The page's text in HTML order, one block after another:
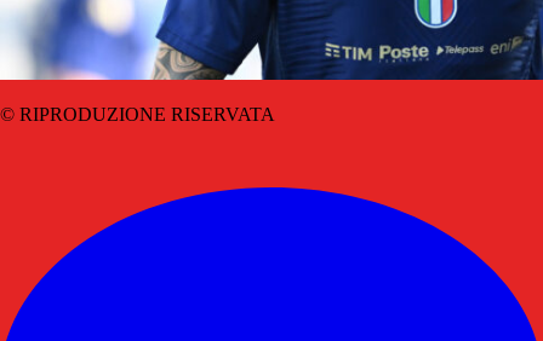
© RIPRODUZIONE RISERVATA